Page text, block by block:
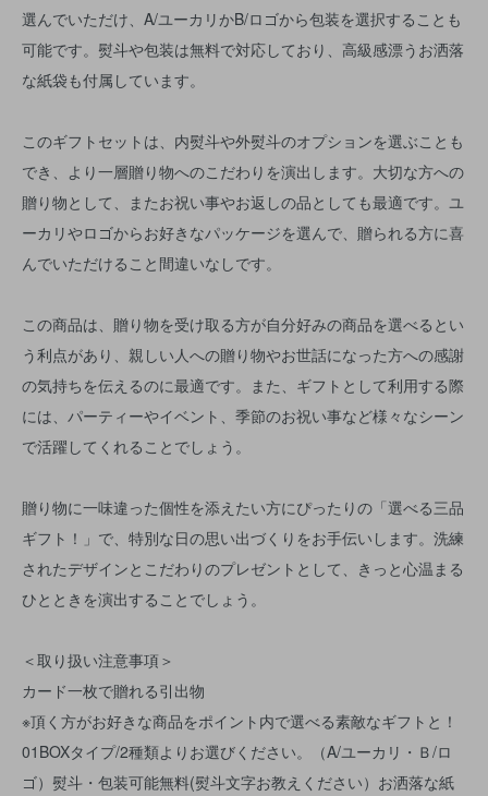
選んでいただけ、A/ユーカリかB/ロゴから包装を選択することも
可能です。熨斗や包装は無料で対応しており、高級感漂うお洒落
な紙袋も付属しています。
このギフトセットは、内熨斗や外熨斗のオプションを選ぶことも
でき、より一層贈り物へのこだわりを演出します。大切な方への
贈り物として、またお祝い事やお返しの品としても最適です。ユ
ーカリやロゴからお好きなパッケージを選んで、贈られる方に喜
んでいただけること間違いなしです。
この商品は、贈り物を受け取る方が自分好みの商品を選べるとい
う利点があり、親しい人への贈り物やお世話になった方への感謝
の気持ちを伝えるのに最適です。また、ギフトとして利用する際
には、パーティーやイベント、季節のお祝い事など様々なシーン
で活躍してくれることでしょう。
贈り物に一味違った個性を添えたい方にぴったりの「選べる三品
ギフト！」で、特別な日の思い出づくりをお手伝いします。洗練
されたデザインとこだわりのプレゼントとして、きっと心温まる
ひとときを演出することでしょう。
＜取り扱い注意事項＞
カード一枚で贈れる引出物
※頂く方がお好きな商品をポイント内で選べる素敵なギフトと！
01BOXタイプ/2種類よりお選びください。（A/ユーカリ・Ｂ/ロ
ゴ）熨斗・包装可能無料(熨斗文字お教えください）お洒落な紙